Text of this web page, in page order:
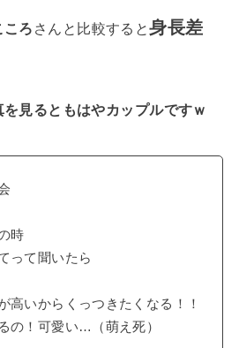
ころ さんと比較すると身長差
見るともはやカップルですｗ
時
って聞いたら
高いからくっつきたくなる！！
の！可愛い…（萌え死）